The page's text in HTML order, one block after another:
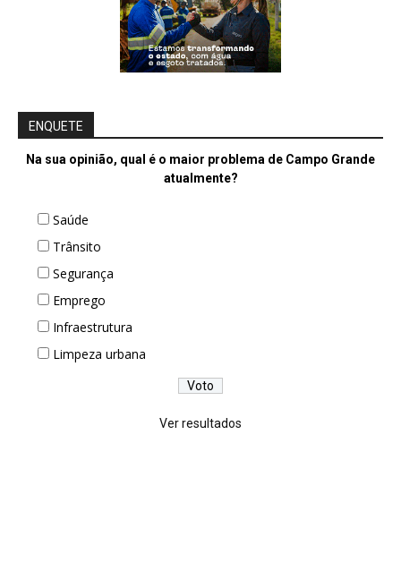
ENQUETE
Na sua opinião, qual é o maior problema de Campo Grande
atualmente?
Saúde
Trânsito
Segurança
Emprego
Infraestrutura
Limpeza urbana
Ver resultados